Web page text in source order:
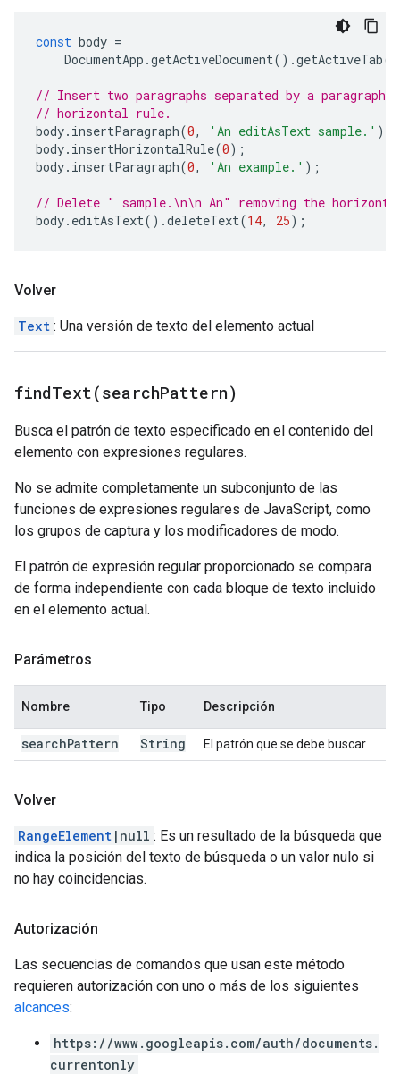
const body =
DocumentApp .getActiveDocument().getActiveTab
// Insert two paragraphs separated by a paragraph
// horizontal rule.
body. insertParagraph(0, 'An editAsText sample.' );
body. insertHorizontalRule(0);
body. insertParagraph(0, 'An example.' );
// Delete " sample.\n\n An" removing the
body. editAsText().deleteText(14, 25);
Volver
Text : Una versión de texto del elemento actual
findText(searchPattern)
Busca el patrón de texto especificado en el contenido del
elemento con expresiones regulares.
No se admite completamente un subconjunto de las
funciones de expresiones regulares de JavaScript, como
los grupos de captura y los modificadores de modo.
El patrón de expresión regular proporcionado se compara
de forma independiente con cada bloque de texto incluido
en el elemento actual.
Parámetros
Nombre Tipo Descripción
searchPattern String El patrón que se debe buscar
Volver
RangeElement |null : Es un resultado de la búsqueda que
indica la posición del texto de búsqueda o un valor nulo si
no hay coincidencias.
Autorización
Las secuencias de comandos que usan este método
requieren autorización con uno o más de los siguientes
alcances:
https://www.googleapis.com/auth/documents.
currentonly